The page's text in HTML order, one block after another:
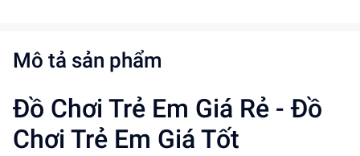
Mô tả sản phẩm
Đồ Chơi Trẻ Em Giá Rẻ - Đồ
Chơi Trẻ Em Giá Tốt